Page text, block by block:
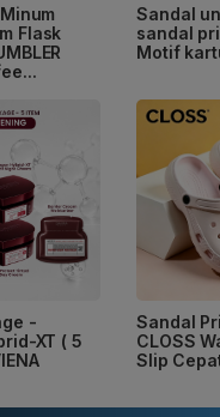
Flask
Sandal
sandal
Motif
-
XT ( 5
Sandal
CLOSS
Slip